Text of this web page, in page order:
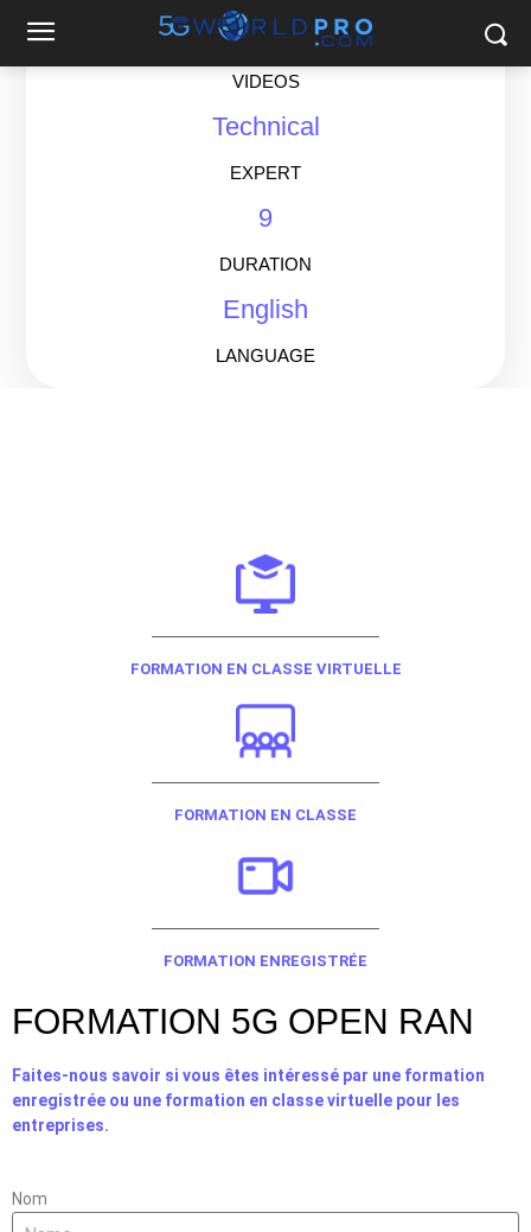
6
VIDEOS
Technical
EXPERT
9
DURATION
English
LANGUAGE
FORMATION EN CLASSE VIRTUELLE​
FORMATION EN CLASSE​
FORMATION ENREGISTRÉE​
FORMATION 5G OPEN RAN​
Faites-nous savoir si vous êtes intéressé par une formation
enregistrée ou une formation en classe virtuelle pour les
entreprises.
Nom